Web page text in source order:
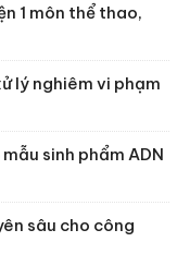
1 môn thể thao,
lý nghiêm vi phạm
sinh phẩm ADN
sâu cho công